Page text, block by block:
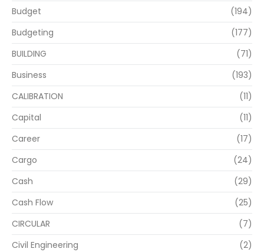
Budget
(194)
Budgeting
(177)
BUILDING
(71)
Business
(193)
CALIBRATION
(11)
Capital
(11)
Career
(17)
Cargo
(24)
Cash
(29)
Cash Flow
(25)
CIRCULAR
(7)
Civil Engineering
(2)